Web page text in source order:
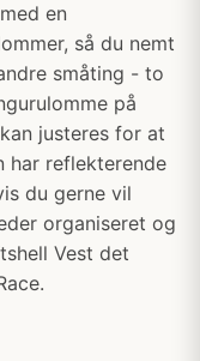
en
så du nemt
småting - to
på
justeres for at
har reflekterende
du gerne vil
organiseret og
Vest det